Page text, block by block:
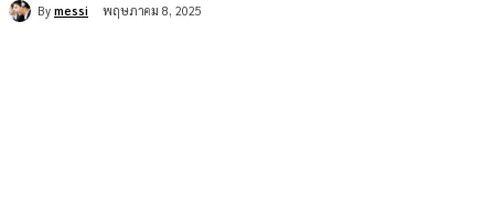
By messi พฤษภาคม 8, 2025